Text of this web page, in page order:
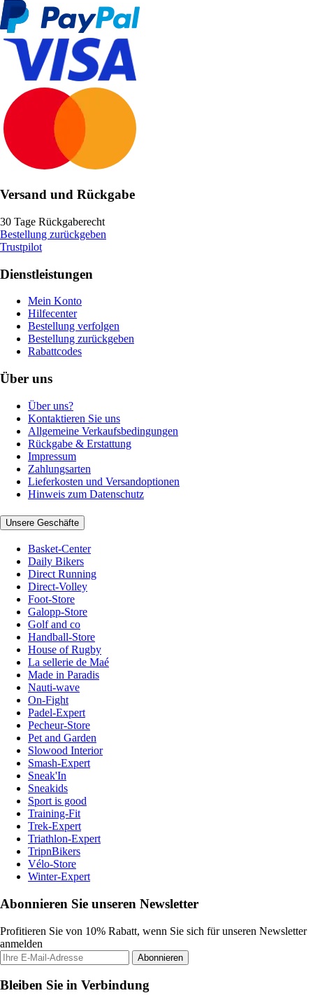
Versand und Rückgabe
30 Tage Rückgaberecht
Bestellung zurückgeben
Trustpilot
Dienstleistungen
Mein Konto
Hilfecenter
Bestellung verfolgen
Bestellung zurückgeben
Rabattcodes
Über uns
Über uns?
Kontaktieren Sie uns
Allgemeine Verkaufsbedingungen
Rückgabe & Erstattung
Impressum
Zahlungsarten
Lieferkosten und Versandoptionen
Hinweis zum Datenschutz
Unsere Geschäfte
Basket-Center
Daily Bikers
Direct Running
Direct-Volley
Foot-Store
Galopp-Store
Golf and co
Handball-Store
House of Rugby
La sellerie de Maé
Made in Paradis
Nauti-wave
On-Fight
Padel-Expert
Pecheur-Store
Pet and Garden
Slowood Interior
Smash-Expert
Sneak'In
Sneakids
Sport is good
Training-Fit
Trek-Expert
Triathlon-Expert
TripnBikers
Vélo-Store
Winter-Expert
Abonnieren Sie unseren Newsletter
Profitieren Sie von 10% Rabatt, wenn Sie sich für unseren Newsletter
anmelden
Abonnieren
Bleiben Sie in Verbindung